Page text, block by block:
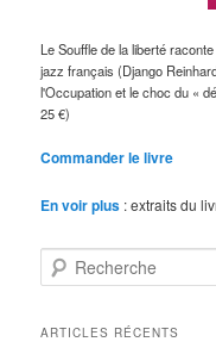
Le Souffle de la liberté
jazz français (Django
l'Occupation et le choc du «
25 €)
Commander le livre
En voir plus : extraits du
e
h
ARTICLES RÉCENTS